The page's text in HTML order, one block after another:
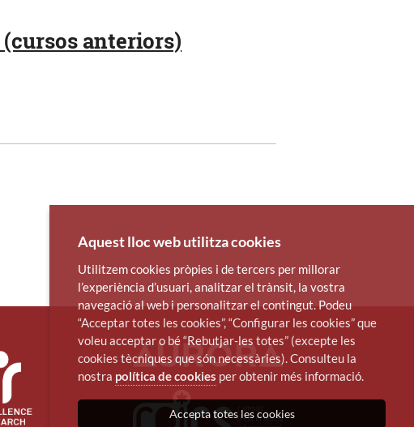
anteriors)
Aquest lloc web utilitza cookies
Utilitzem cookies pròpies i de tercers per millorar
l’experiència d’usuari, analitzar el trànsit, la vostra
navegació al web i personalitzar el contingut. Podeu
“Acceptar totes les cookies”, “Configurar les cookies” que
voleu acceptar o bé “Rebutjar-les totes” (excepte les
cookies tècniques que són necessàries). Consulteu la
nostra política de cookies per obtenir més informació.
Accepta totes les cookies